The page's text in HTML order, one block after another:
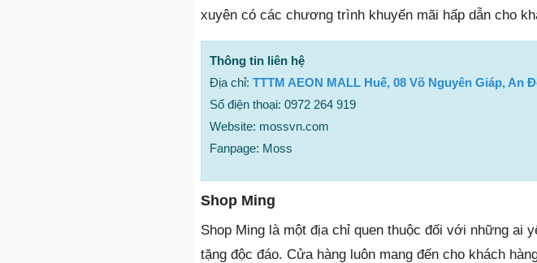
xuyên có các chương trình khuyến mãi hấp dẫn cho
Thông tin liên hệ
Địa chỉ: TTTM AEON MALL Huế, 08 Võ Nguyên Giáp, An
Số điện thoại: 0972 264 919
Website: mossvn.com
Fanpage: Moss
Shop Ming
Shop Ming là một địa chỉ quen thuộc đối với những ai
tặng độc đáo. Cửa hàng luôn mang đến cho khách